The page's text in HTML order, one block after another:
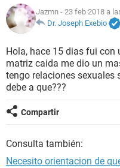
NUTRICIÓN
BIENESTAR
SEXUALIDAD
GLOSARIO
Jazmn - 23 feb 2018 a
Dr. Joseph Exebio
Hola, hace 15 dias fui con
matriz caida me dio un
tengo relaciones sexuales
debe a que???
Compartir
Consulta también:
Necesito orientacion de